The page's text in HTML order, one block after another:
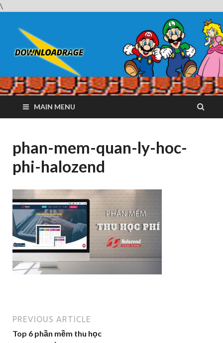
\
Website tải phần mềm nhanh và miễn phí
MAIN MENU
phan-mem-quan-ly-hoc-
phi-halozend
PREVIOUS ARTICLE
Top 6 phần mềm thu học